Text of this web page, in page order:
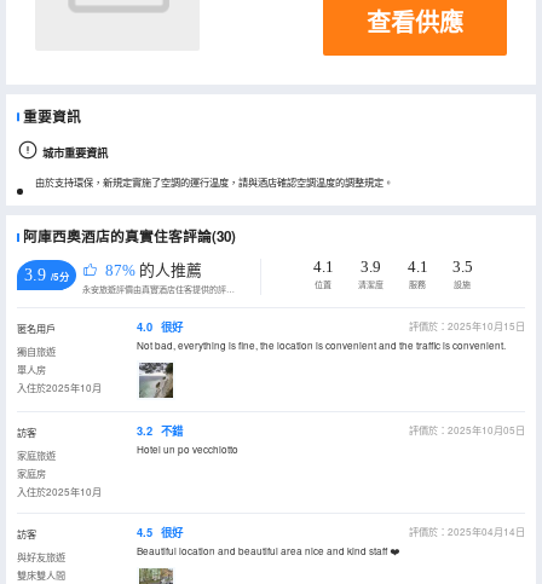
查看供應
重要資訊
城市重要資訊
由於支持環保，新規定實施了空調的運行温度，請與酒店確認空調温度的調整規定。
阿庫西奧酒店的真實住客評論(30)
3.9 /5分 87% 的人推薦
永安旅遊評價由真實酒店住客提供的評價。
4.1
位置
3.9
清潔度
4.1
服務
3.5
設施
匿名用戶
獨自旅遊
單人房
入住於2025年10月
4.0 很好
評價於：2025年10月15日
Not bad, everything is fine, the location is convenient and the traffic is convenient.
訪客
家庭旅遊
家庭房
入住於2025年10月
3.2 不錯
評價於：2025年10月05日
Hotel un po vecchiotto
訪客
與好友旅遊
雙床雙人間
4.5 很好
評價於：2025年04月14日
Beautiful location and beautiful area nice and kind staff ❤️